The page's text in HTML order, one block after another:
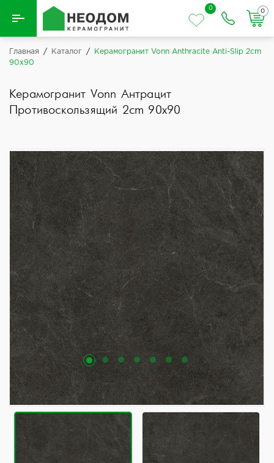
Назад
0
0
Главная / Каталог /
Керамогранит Vonn Anthracite Anti-Slip 2cm
90x90
Керамогранит Vonn Антрацит
Противоскользящий 2cm 90x90